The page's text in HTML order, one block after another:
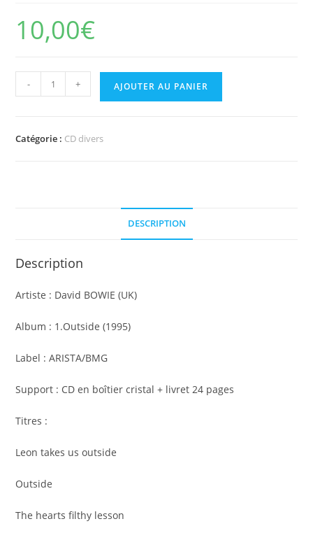
10,00€
quantité
de
BOWIE
- + AJOUTER AU PANIER
Catégorie : CD divers
DESCRIPTION
Description
Artiste : David BOWIE (UK)
Album : 1.Outside (1995)
Label : ARISTA/BMG
Support : CD en boîtier cristal + livret 24 pages
Titres :
Leon takes us outside
Outside
The hearts filthy lesson